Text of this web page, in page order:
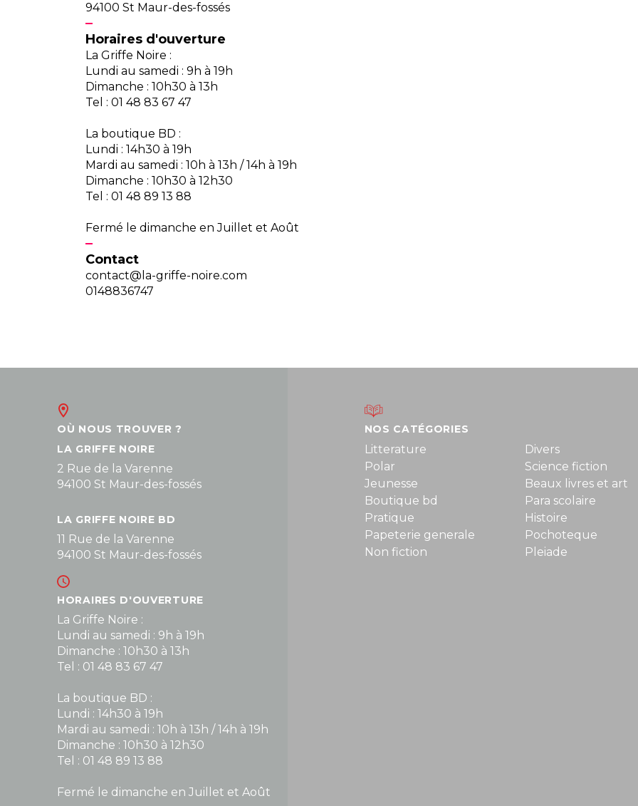
94100 St Maur-des-fossés
Horaires d'ouverture
La Griffe Noire :
Lundi au samedi : 9h à 19h
Dimanche : 10h30 à 13h
Tel : 01 48 83 67 47
La boutique BD :
Lundi : 14h30 à 19h
Mardi au samedi : 10h à 13h / 14h à 19h
Dimanche : 10h30 à 12h30
Tel : 01 48 89 13 88
Fermé le dimanche en Juillet et Août
Contact
contact@la-griffe-noire.com
0148836747
OÙ NOUS TROUVER ?
LA GRIFFE NOIRE
2 Rue de la Varenne
94100 St Maur-des-fossés
LA GRIFFE NOIRE BD
11 Rue de la Varenne
94100 St Maur-des-fossés
HORAIRES D'OUVERTURE
La Griffe Noire :
Lundi au samedi : 9h à 19h
Dimanche : 10h30 à 13h
Tel : 01 48 83 67 47
La boutique BD :
Lundi : 14h30 à 19h
Mardi au samedi : 10h à 13h / 14h à 19h
Dimanche : 10h30 à 12h30
Tel : 01 48 89 13 88
Fermé le dimanche en Juillet et Août
NOS CATÉGORIES
Litterature
Polar
Jeunesse
Boutique bd
Pratique
Papeterie generale
Non fiction
Divers
Science fiction
Beaux livres et art
Para scolaire
Histoire
Pochoteque
Pleiade